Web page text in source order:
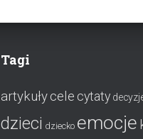
Tagi
artykułycele cytaty
dzieci dziecko emocje